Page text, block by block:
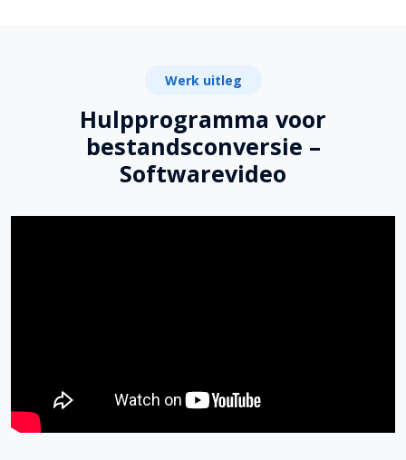
Werk uitleg
Hulpprogramma voor
bestandsconversie –
Softwarevideo